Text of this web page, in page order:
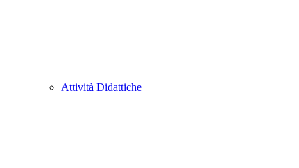
Attività Didattiche